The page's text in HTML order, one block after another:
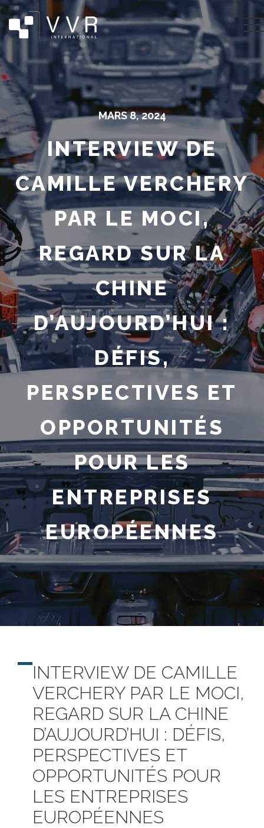
MARS 8, 2024
INTERVIEW DE
CAMILLE VERCHERY
PAR LE MOCI,
REGARD SUR LA
CHINE
D’AUJOURD’HUI :
DÉFIS,
PERSPECTIVES ET
OPPORTUNITÉS
POUR LES
ENTREPRISES
EUROPÉENNES
INTERVIEW DE CAMILLE
VERCHERY PAR LE MOCI,
REGARD SUR LA CHINE
D’AUJOURD’HUI : DÉFIS,
PERSPECTIVES ET
OPPORTUNITÉS POUR
LES ENTREPRISES
EUROPÉENNES